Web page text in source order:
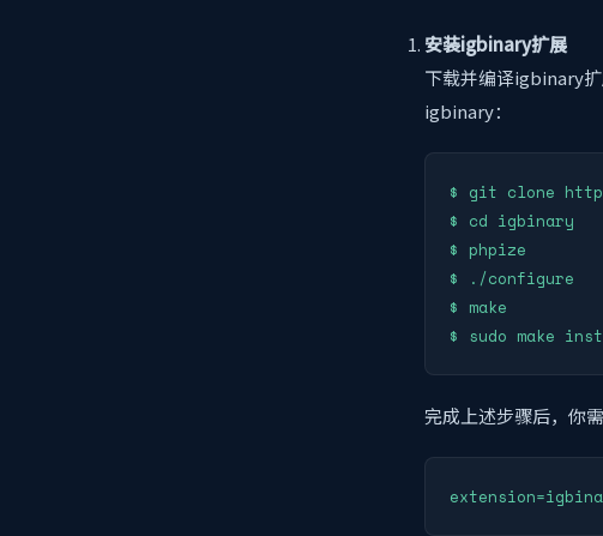
安装igbinary扩展
下载并编译igbinary
igbinary：
$ git clone
$ cd igbinary
$ phpize
$ ./configure
$ make
完成上述步骤后，你